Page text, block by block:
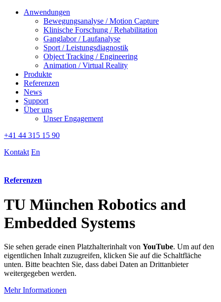
Anwendungen
Bewegungsanalyse / Motion Capture
Klinische Forschung / Rehabilitation
Ganglabor / Laufanalyse
Sport / Leistungsdiagnostik
Object Tracking / Engineering
Animation / Virtual Reality
Produkte
Referenzen
News
Support
Über uns
Unser Engagement
+41 44 315 15 90
Kontakt En
Referenzen
TU München Robotics and
Embedded Systems
Sie sehen gerade einen Platzhalterinhalt von YouTube. Um auf den
eigentlichen Inhalt zuzugreifen, klicken Sie auf die Schaltfläche
unten. Bitte beachten Sie, dass dabei Daten an Drittanbieter
weitergegeben werden.
Mehr Informationen